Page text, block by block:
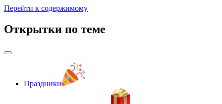
Перейти к содержимому
Открытки по теме
Праздники